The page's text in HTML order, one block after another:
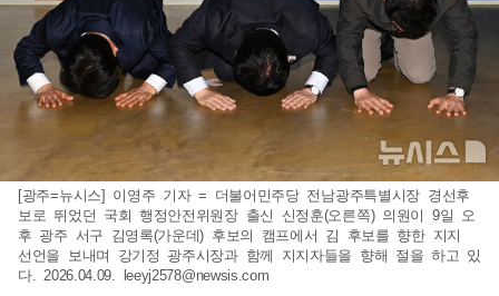
[광주=뉴시스] 이영주 기자 = 더불어민주당 전남광주특별시장 경선후
보로 뛰었던 국회 행정안전위원장 출신 신정훈(오른쪽) 의원이 9일 오
후 광주 서구 김영록(가운데) 후보의 캠프에서 김 후보를 향한 지지
선언을 보내며 강기정 광주시장과 함께 지지자들을 향해 절을 하고 있
다. 2026.04.09.
leeyj2578@newsis.com